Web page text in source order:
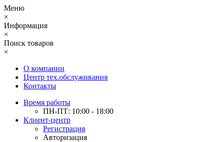
Меню
×
Информация
×
Поиск товаров
×
О компании
Центр тех.обслуживания
Контакты
Время работы
ПН-ПТ: 10:00 - 18:00
Клиент-центр
Регистрация
Авторизация